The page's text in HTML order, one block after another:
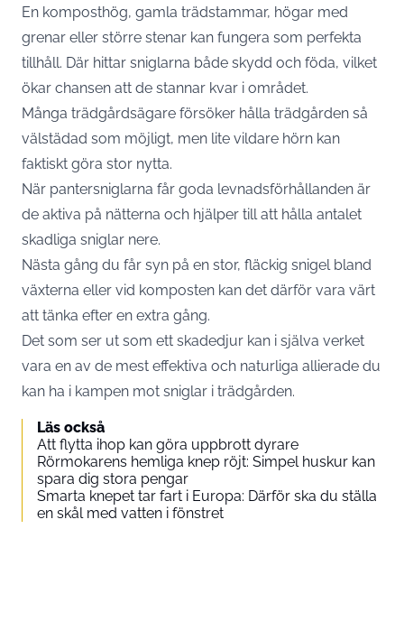
En komposthög, gamla trädstammar, högar med
grenar eller större stenar kan fungera som perfekta
tillhåll. Där hittar sniglarna både skydd och föda, vilket
ökar chansen att de stannar kvar i området.
Många trädgårdsägare försöker hålla trädgården så
välstädad som möjligt, men lite vildare hörn kan
faktiskt göra stor nytta.
När pantersniglarna får goda levnadsförhållanden är
de aktiva på nätterna och hjälper till att hålla antalet
skadliga sniglar nere.
Nästa gång du får syn på en stor, fläckig snigel bland
växterna eller vid komposten kan det därför vara värt
att tänka efter en extra gång.
Det som ser ut som ett skadedjur kan i själva verket
vara en av de mest effektiva och naturliga allierade du
kan ha i kampen mot sniglar i trädgården.
Läs också
Att flytta ihop kan göra uppbrott dyrare
Rörmokarens hemliga knep röjt: Simpel huskur kan
spara dig stora pengar
Smarta knepet tar fart i Europa: Därför ska du ställa
en skål med vatten i fönstret